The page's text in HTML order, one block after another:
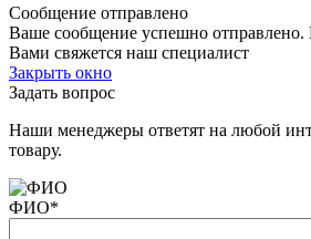
Сообщение отправлено
Ваше сообщение успешно
Вами свяжется наш специалист
Закрыть окно
Задать вопрос
Наши менеджеры ответят на любой
товару.
ФИО*